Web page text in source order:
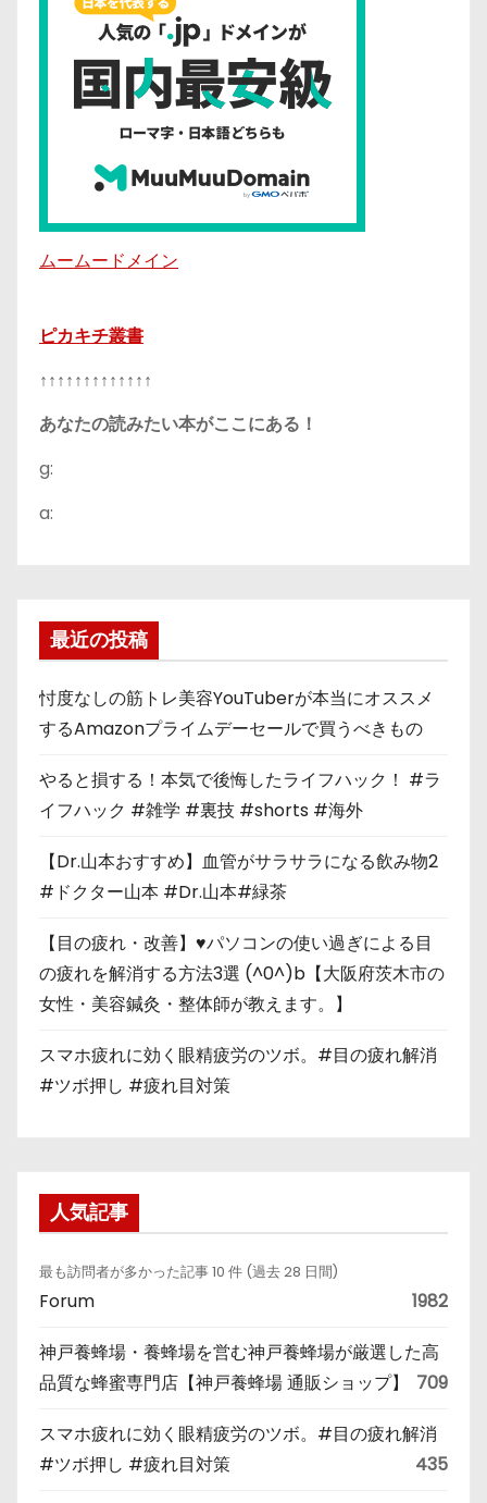
ムームードメイン
ピカキチ叢書
↑↑↑↑↑↑↑↑↑↑↑↑↑
あなたの読みたい本がここにある！
g:
a:
最近の投稿
忖度なしの筋トレ美容YouTuberが本当にオススメ
するAmazonプライムデーセールで買うべきもの
やると損する！本気で後悔したライフハック！ #ラ
イフハック #雑学 #裏技 #shorts #海外
【Dr.山本おすすめ】血管がサラサラになる飲み物2
#ドクター山本 #Dr.山本#緑茶
【目の疲れ・改善】♥パソコンの使い過ぎによる目
の疲れを解消する方法3選 (^0^)b【大阪府茨木市の
女性・美容鍼灸・整体師が教えます。】
スマホ疲れに効く眼精疲労のツボ。#目の疲れ解消
#ツボ押し #疲れ目対策
人気記事
最も訪問者が多かった記事 10 件 (過去 28 日間)
Forum 1982
神戸養蜂場・養蜂場を営む神戸養蜂場が厳選した高
品質な蜂蜜専門店【神戸養蜂場 通販ショップ】
709
スマホ疲れに効く眼精疲労のツボ。#目の疲れ解消
#ツボ押し #疲れ目対策
435